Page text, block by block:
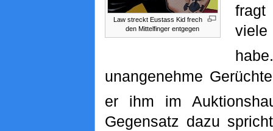
Law streckt Eustass Kid frech
den Mittelfinger entgegen
habe.
unangenehme
er ihm im
Gegensatz dazu